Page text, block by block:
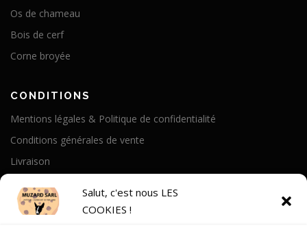
Salut, c'est nous LES
COOKIES !
Os de chameau
Bois de cerf
Corne broyée
CONDITIONS
Mentions légales & Politique de confidentialité
Conditions générales de vente
Livraison